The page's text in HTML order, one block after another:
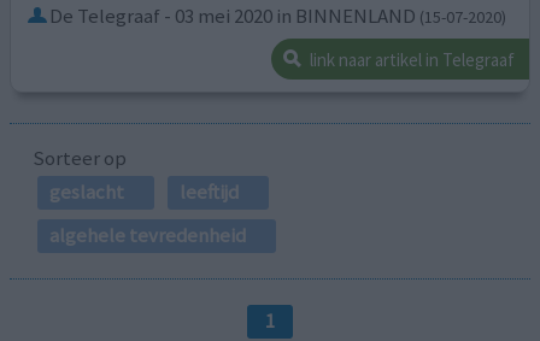
De Telegraaf - 03 mei 2020 in BINNENLAND (15-07-2020)
link naar artikel in Telegraaf
Sorteer op
geslacht
leeftijd
algehele tevredenheid
1